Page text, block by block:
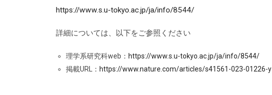
https://www.s.u-tokyo.ac.jp/ja/info/8544/
詳細については、以下をご参照ください
理学系研究科web： https://www.s.u-tokyo.ac.jp/ja/info/8544/
掲載URL： https://www.nature.com/articles/s41561-023-01226-y